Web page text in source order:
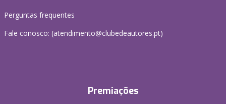
Perguntas frequentes
Fale conosco: (atendimento@clubedeautores.pt)
Premiações